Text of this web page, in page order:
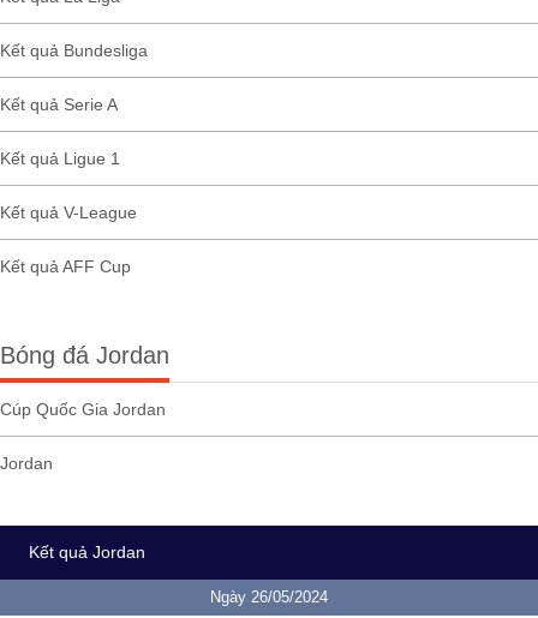
Kết quả Bundesliga
Kết quả Serie A
Kết quả Ligue 1
Kết quả V-League
Kết quả AFF Cup
Bóng đá Jordan
Cúp Quốc Gia Jordan
Jordan
Kết quả Jordan
Ngày 26/05/2024